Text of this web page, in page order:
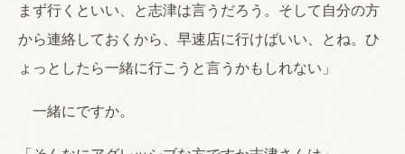
まず行くといい、と志津は言うだろう。そして自分の方
から連絡しておくから、早速店に行けばいい、とね。ひ
ょっとしたら一緒に行こうと言うかもしれない」
一緒にですか。